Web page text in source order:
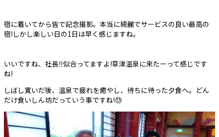
宿に着いてから皆で記念撮影。本当に綺麗でサービスの良い最高の
宿!しかし楽しい日の1日は早く感じますね。
いいですね、社長‼似合ってますよ!草津温泉に来たーって感じです
ね!
しばし寛いだ後、温泉で疲れを癒やし、待ちに待った夕食へ。どん
だけ食いしん坊だっていう事ですね!😓